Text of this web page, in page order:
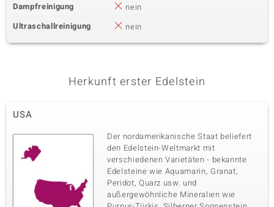
Dampfreinigung
nein
Ultraschallreinigung
nein
Herkunft erster Edelstein
USA
Der nordamerikanische Staat beliefert
den Edelstein-Weltmarkt mit
verschiedenen Varietäten - bekannte
Edelsteine wie Aquamarin, Granat,
Peridot, Quarz usw. und
außergewöhnliche Mineralien wie